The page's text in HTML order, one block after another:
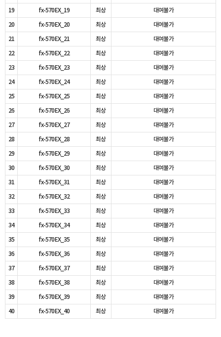
19 fx-570EX_19 최상 대여불가
20 fx-570EX_20 최상 대여불가
21 fx-570EX_21 최상 대여불가
22 fx-570EX_22 최상 대여불가
23 fx-570EX_23 최상 대여불가
24 fx-570EX_24 최상 대여불가
25 fx-570EX_25 최상 대여불가
26 fx-570EX_26 최상 대여불가
27 fx-570EX_27 최상 대여불가
28 fx-570EX_28 최상 대여불가
29 fx-570EX_29 최상 대여불가
30 fx-570EX_30 최상 대여불가
31 fx-570EX_31 최상 대여불가
32 fx-570EX_32 최상 대여불가
33 fx-570EX_33 최상 대여불가
34 fx-570EX_34 최상 대여불가
35 fx-570EX_35 최상 대여불가
36 fx-570EX_36 최상 대여불가
37 fx-570EX_37 최상 대여불가
38 fx-570EX_38 최상 대여불가
39 fx-570EX_39 최상 대여불가
40 fx-570EX_40 최상 대여불가